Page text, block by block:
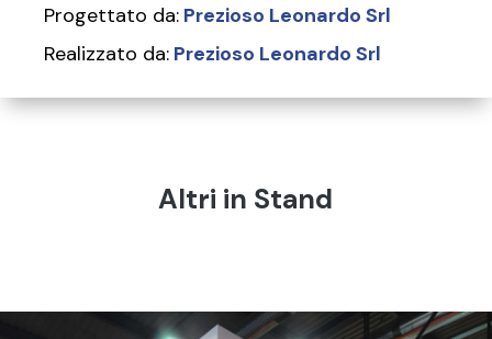
Progettato da: Prezioso Leonardo Srl
Realizzato da: Prezioso Leonardo Srl
Altri in Stand